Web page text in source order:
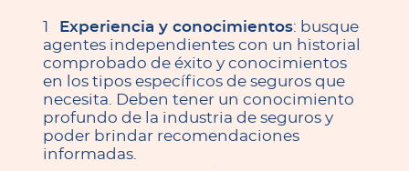
Experiencia y conocimientos: busque
agentes independientes con un historial
comprobado de éxito y conocimientos
en los tipos específicos de seguros que
necesita. Deben tener un conocimiento
profundo de la industria de seguros y
poder brindar recomendaciones
informadas.